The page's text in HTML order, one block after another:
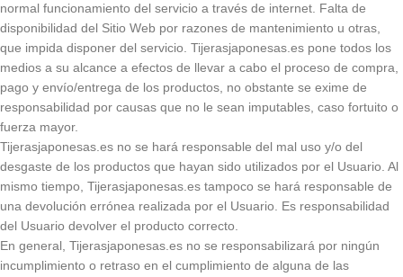
normal funcionamiento del servicio a través de internet. Falta de
disponibilidad del Sitio Web por razones de mantenimiento u otras,
que impida disponer del servicio. Tijerasjaponesas.es pone todos los
medios a su alcance a efectos de llevar a cabo el proceso de compra,
pago y envío/entrega de los productos, no obstante se exime de
responsabilidad por causas que no le sean imputables, caso fortuito o
fuerza mayor.
Tijerasjaponesas.es no se hará responsable del mal uso y/o del
desgaste de los productos que hayan sido utilizados por el Usuario. Al
mismo tiempo, Tijerasjaponesas.es tampoco se hará responsable de
una devolución errónea realizada por el Usuario. Es responsabilidad
del Usuario devolver el producto correcto.
En general, Tijerasjaponesas.es no se responsabilizará por ningún
incumplimiento o retraso en el cumplimiento de alguna de las